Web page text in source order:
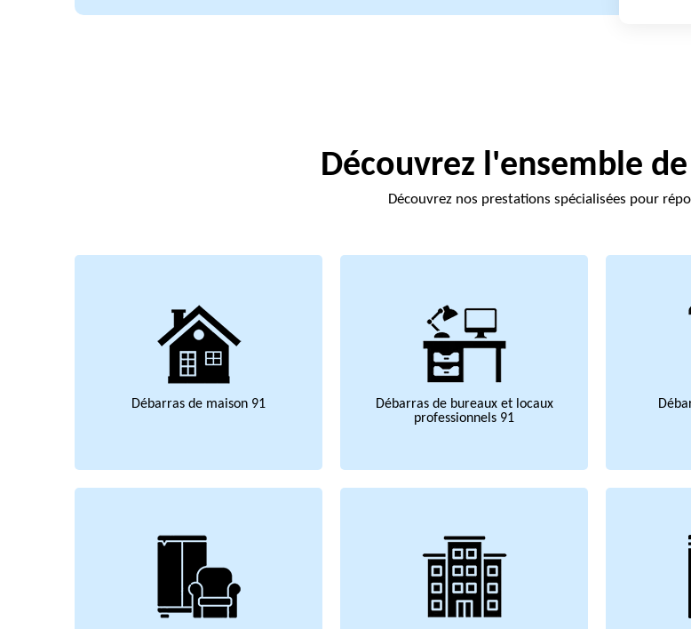
Découvrez l'ensemble
Découvrez nos prestations spécialisées pour
Débarras de maison 91
Débarras de bureaux et locaux
professionnels 91